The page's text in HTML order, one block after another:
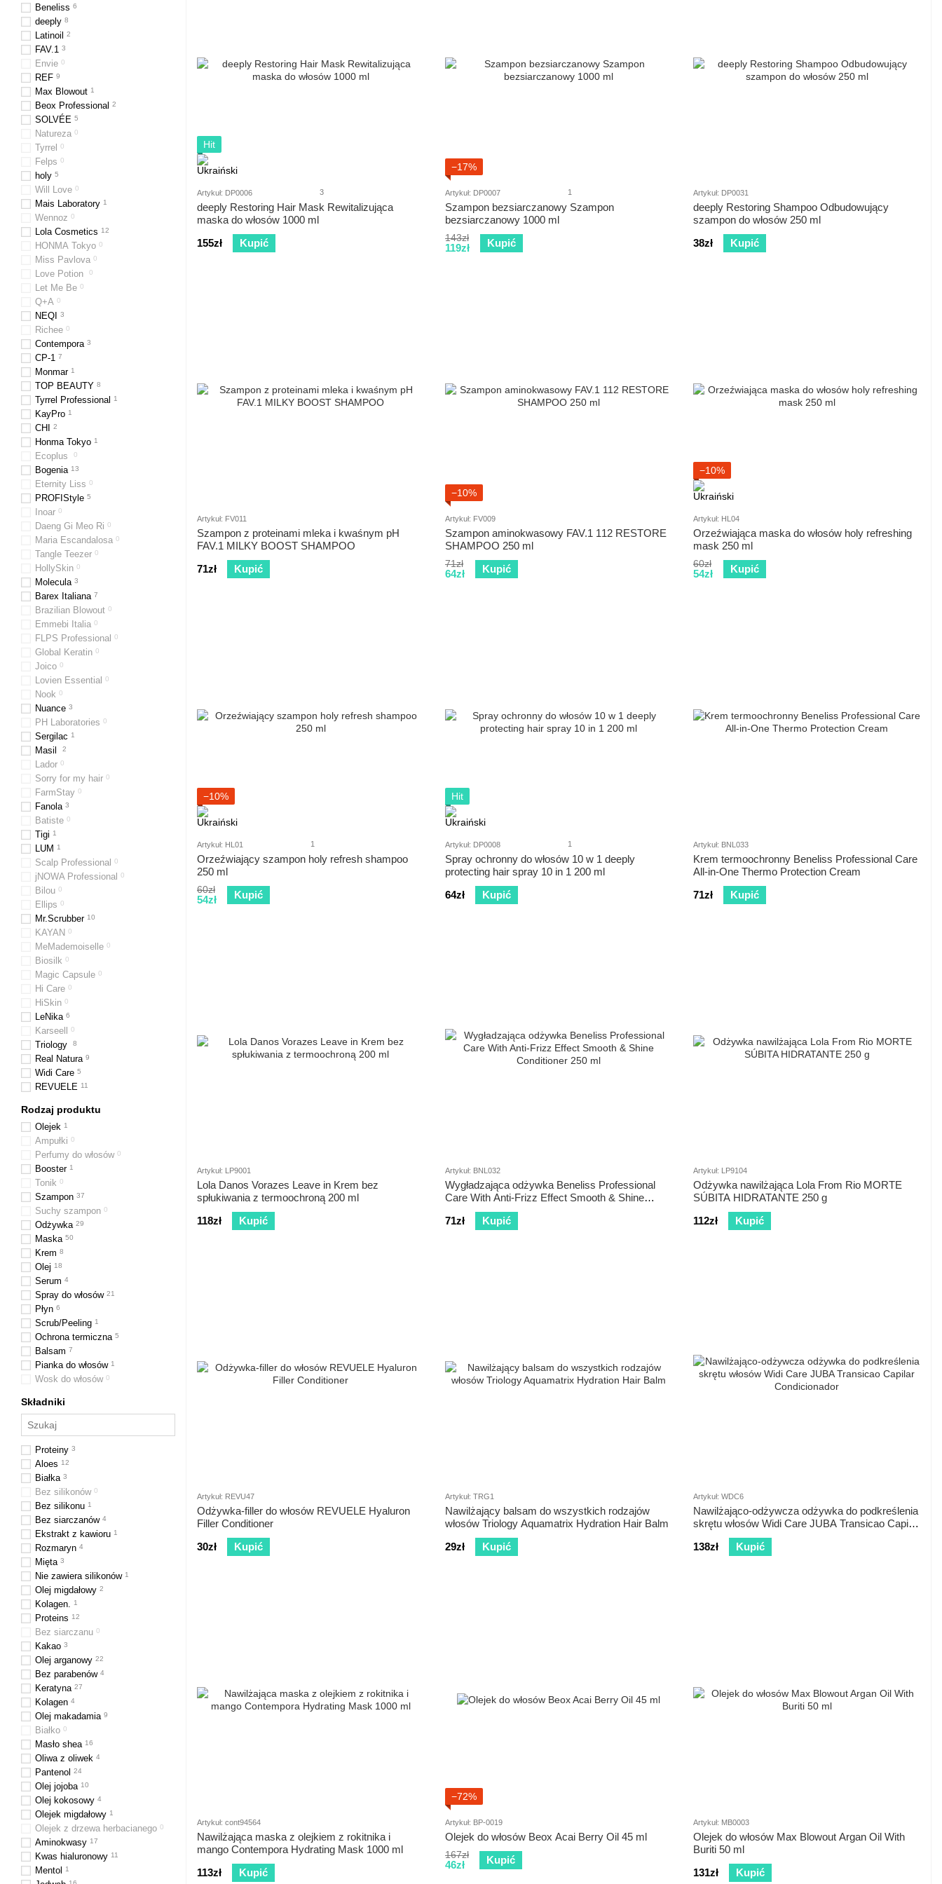
Hit
Artykuł: DP0006 3
deeply Restoring Hair Mask Rewitalizująca
maska do włosów 1000 ml
155zł
Kupić
−17%
Artykuł: DP0007 1
Szampon bezsiarczanowy Szampon
bezsiarczanowy 1000 ml
143zł
119zł Kupić
Artykuł: DP0031
deeply Restoring Shampoo Odbudowujący
szampon do włosów 250 ml
38zł
Kupić
Artykuł: FV011
Szampon z proteinami mleka i kwaśnym pH
FAV.1 MILKY BOOST SHAMPOO
71zł
Kupić
−10%
Artykuł: FV009
Szampon aminokwasowy FAV.1 112 RESTORE
SHAMPOO 250 ml
71zł
64zł Kupić
−10%
Artykuł: HL04
Orzeźwiająca maska do włosów holy refreshing
mask 250 ml
60zł
54zł Kupić
−10%
Artykuł: HL01 1
Orzeźwiający szampon holy refresh shampoo
250 ml
60zł
54zł Kupić
Hit
Artykuł: DP0008 1
Spray ochronny do włosów 10 w 1 deeply
protecting hair spray 10 in 1 200 ml
64zł
Kupić
Artykuł: BNL033
Krem termoochronny Beneliss Professional Care
All-in-One Thermo Protection Cream
71zł
Kupić
Artykuł: LP9001
Lola Danos Vorazes Leave in Krem bez
spłukiwania z termoochroną 200 ml
118zł
Kupić
Artykuł: BNL032
Wygładzająca odżywka Beneliss Professional
Care With Anti-Frizz Effect Smooth & Shine
Conditioner 250 ml
71zł
Kupić
Artykuł: LP9104
Odżywka nawilżająca Lola From Rio MORTE
SÚBITA HIDRATANTE 250 g
112zł
Kupić
Artykuł: REVU47
Odżywka-filler do włosów REVUELE Hyaluron
Filler Conditioner
30zł
Kupić
Artykuł: TRG1
Nawilżający balsam do wszystkich rodzajów
włosów Triology Aquamatrix Hydration Hair Balm
29zł
Kupić
Artykuł: WDC6
Nawilżająco-odżywcza odżywka do podkreślenia
skrętu włosów Widi Care JUBA Transicao Capilar
Condicionador
138zł
Kupić
Artykuł: cont94564
Nawilżająca maska z olejkiem z rokitnika i
mango Contempora Hydrating Mask 1000 ml
113zł
Kupić
−72%
Artykuł: BP-0019
Olejek do włosów Beox Acai Berry Oil 45 ml
167zł
46zł Kupić
Artykuł: MB0003
Olejek do włosów Max Blowout Argan Oil With
Buriti 50 ml
131zł
Kupić
Beneliss 6
deeply 8
Latinoil 2
FAV.1 3
Envie 0
REF 9
Max Blowout 1
Beox Professional 2
SOLVÉE 5
Natureza 0
Tyrrel 0
Felps 0
holy 5
Will Love 0
Mais Laboratory 1
Wennoz 0
Lola Cosmetics 12
HONMA Tokyo 0
Miss Pavlova 0
Love Potion 0
Let Me Be 0
Q+A 0
NEQI 3
Richee 0
Contempora 3
CP-1 7
Monmar 1
TOP BEAUTY 8
Tyrrel Professional 1
KayPro 1
CHI 2
Honma Tokyo 1
Ecoplus 0
Bogenia 13
Eternity Liss 0
PROFIStyle 5
Inoar 0
Daeng Gi Meo Ri 0
Maria Escandalosa 0
Tangle Teezer 0
HollySkin 0
Molecula 3
Barex Italiana 7
Brazilian Blowout 0
Emmebi Italia 0
FLPS Professional 0
Global Keratin 0
Joico 0
Lovien Essential 0
Nook 0
Nuance 3
PH Laboratories 0
Sergilac 1
Masil 2
Lador 0
Sorry for my hair 0
FarmStay 0
Fanola 3
Batiste 0
Tigi 1
LUM 1
Scalp Professional 0
jNOWA Professional 0
Bilou 0
Ellips 0
Mr.Scrubber 10
KAYAN 0
MeMademoiselle 0
Biosilk 0
Magic Capsule 0
Hi Care 0
HiSkin 0
LeNika 6
Karseell 0
Triology 8
Real Natura 9
Widi Care 5
REVUELE 11
Rodzaj produktu
Olejek 1
Ampułki 0
Perfumy do włosów 0
Booster 1
Tonik 0
Szampon 37
Suchy szampon 0
Odżywka 29
Maska 50
Krem 8
Olej 18
Serum 4
Spray do włosów 21
Płyn 6
Scrub/Peeling 1
Ochrona termiczna 5
Balsam 7
Pianka do włosów 1
Wosk do włosów 0
Składniki
Proteiny 3
Aloes 12
Białka 3
Bez silikonów 0
Bez silikonu 1
Bez siarczanów 4
Ekstrakt z kawioru 1
Rozmaryn 4
Mięta 3
Nie zawiera silikonów 1
Olej migdałowy 2
Kolagen. 1
Proteins 12
Bez siarczanu 0
Kakao 3
Olej arganowy 22
Bez parabenów 4
Keratyna 27
Kolagen 4
Olej makadamia 9
Białko 0
Masło shea 16
Oliwa z oliwek 4
Pantenol 24
Olej jojoba 10
Olej kokosowy 4
Olejek migdałowy 1
Olejek z drzewa herbacianego 0
Aminokwasy 17
Kwas hialuronowy 11
Mentol 1